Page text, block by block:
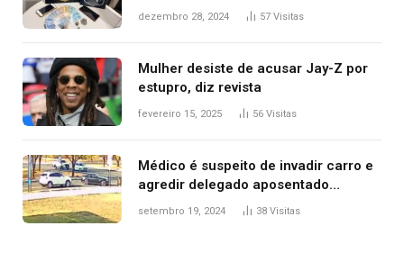
de delegacia e escola, diz polícia
dezembro 28, 2024 57 Visitas
Mulher desiste de acusar Jay-Z por
estupro, diz revista
fevereiro 15, 2025 56 Visitas
Médico é suspeito de invadir carro e
agredir delegado aposentado
durante confusão no trânsito
setembro 19, 2024 38 Visitas